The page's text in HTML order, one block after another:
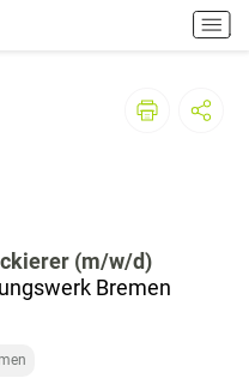
H
a
p
(m/w/d)
Bremen